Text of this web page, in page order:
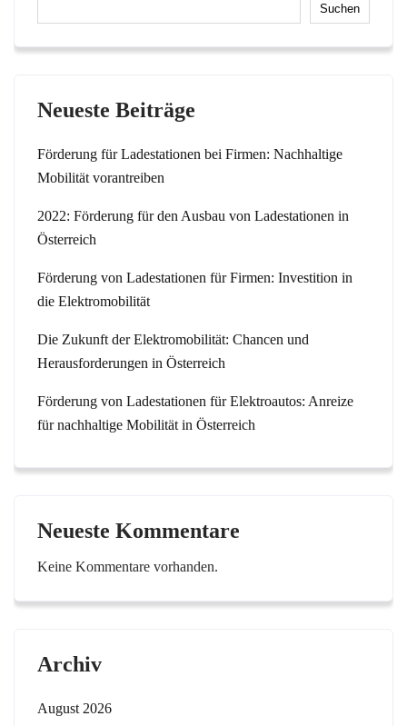
Suchen
Neueste Beiträge
Förderung für Ladestationen bei Firmen: Nachhaltige
Mobilität vorantreiben
2022: Förderung für den Ausbau von Ladestationen in
Österreich
Förderung von Ladestationen für Firmen: Investition in
die Elektromobilität
Die Zukunft der Elektromobilität: Chancen und
Herausforderungen in Österreich
Förderung von Ladestationen für Elektroautos: Anreize
für nachhaltige Mobilität in Österreich
Neueste Kommentare
Keine Kommentare vorhanden.
Archiv
August 2026